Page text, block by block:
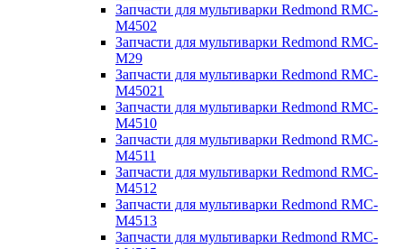
Запчасти для мультиварки Redmond RMC-
M4502
Запчасти для мультиварки Redmond RMC-
M29
Запчасти для мультиварки Redmond RMC-
M45021
Запчасти для мультиварки Redmond RMC-
M4510
Запчасти для мультиварки Redmond RMC-
M4511
Запчасти для мультиварки Redmond RMC-
M4512
Запчасти для мультиварки Redmond RMC-
M4513
Запчасти для мультиварки Redmond RMC-